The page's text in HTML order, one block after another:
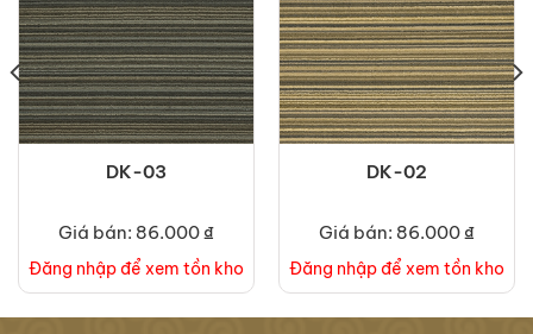
DK-03
Giá bán: 86.000 ₫
Đăng nhập để xem tồn kho
DK-02
Giá bán: 86.000 ₫
Đăng nhập để xem tồn kho